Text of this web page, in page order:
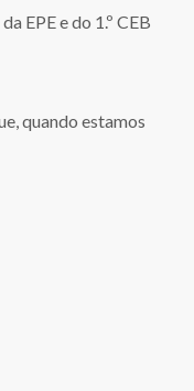
EPE e do 1.º CEB
quando estamos